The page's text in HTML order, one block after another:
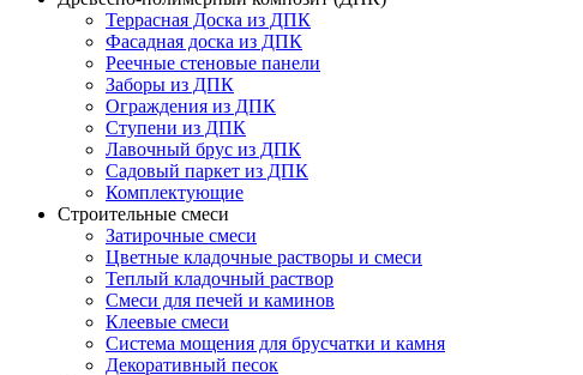
Террасная Доска из ДПК
Фасадная доска из ДПК
Реечные стеновые панели
Заборы из ДПК
Ограждения из ДПК
Ступени из ДПК
Лавочный брус из ДПК
Садовый паркет из ДПК
Комплектующие
Строительные смеси
Затирочные смеси
Цветные кладочные растворы и смеси
Теплый кладочный раствор
Смеси для печей и каминов
Клеевые смеси
Система мощения для брусчатки и камня
Декоративный песок